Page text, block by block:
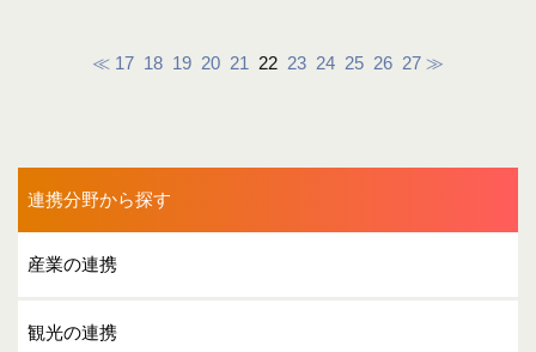
≪ 17 18 19 20 21 22 23 24 25 26 27 ≫
連携分野から探す
産業の連携
観光の連携